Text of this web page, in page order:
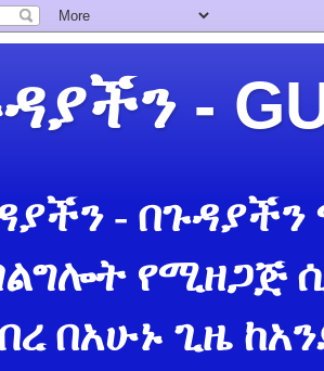
-
-
የሚዘጋጅ
በአሁኑ ጊዜ